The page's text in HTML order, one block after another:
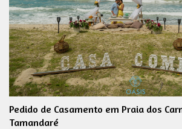
Pedido de Casamento em Praia dos
Tamandaré